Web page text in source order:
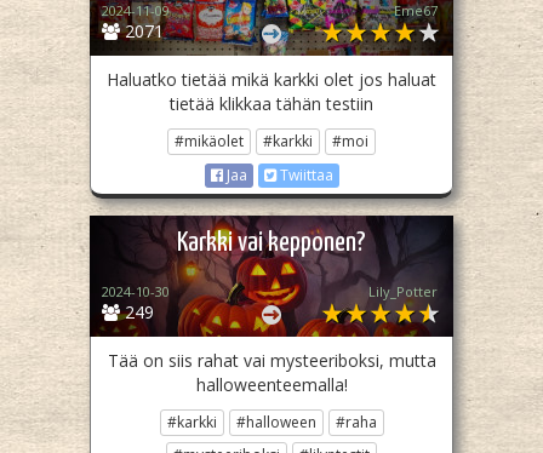
2071
2024-11-09 Eme67
Haluatko tietää mikä karkki olet jos haluat
tietää klikkaa tähän testiin
#mikäolet #karkki
#moi
Jaa
Twiittaa
Karkki vai kepponen?
249
2024-10-30 Lily_Potter
Tää on siis rahat vai mysteeriboksi, mutta
halloweenteemalla!
#karkki #halloween
#raha